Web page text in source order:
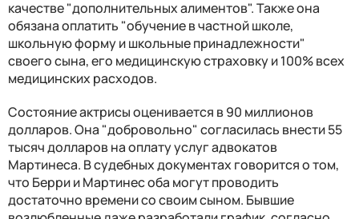
качестве "дополнительных алиментов". Также она
обязана оплатить "обучение в частной школе,
школьную форму и школьные принадлежности"
своего сына, его медицинскую страховку и 100% всех
медицинских расходов.
Состояние актрисы оценивается в 90 миллионов
долларов. Она "добровольно" согласилась внести 55
тысяч долларов на оплату услуг адвокатов
Мартинеса. В судебных документах говорится о том,
что Берри и Мартинес оба могут проводить
достаточно времени со своим сыном. Бывшие